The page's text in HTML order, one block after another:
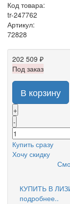
Код товара:
tr-247762
Артикул:
72828
202 509 ₽
Под заказ
В корзину
+
-
Купить сразу
Хочу скидку
КУПИТЬ В
подробнее..